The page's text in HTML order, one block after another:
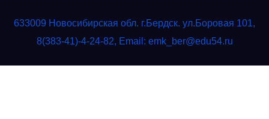
633009 Новосибирская обл. г.Бердск. ул.Боровая 101,
8(383-41)-4-24-82, Email: emk_ber@edu54.ru